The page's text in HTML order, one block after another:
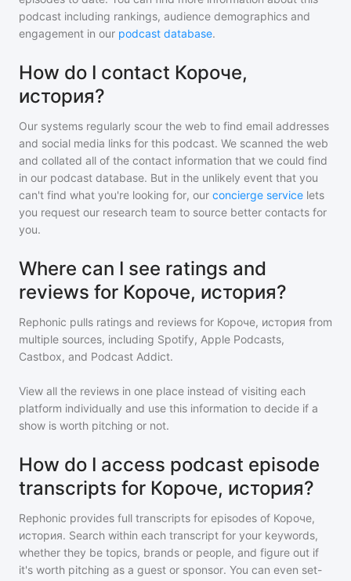
podcast including rankings, audience demographics and
engagement in our podcast database.
How do I contact Короче,
история?
Our systems regularly scour the web to find email addresses
and social media links for this podcast. We scanned the web
and collated all of the contact information that we could find
in our podcast database. But in the unlikely event that you
can't find what you're looking for, our concierge service lets
you request our research team to source better contacts for
you.
Where can I see ratings and
reviews for Короче, история?
Rephonic pulls ratings and reviews for Короче, история from
multiple sources, including Spotify, Apple Podcasts,
Castbox, and Podcast Addict.
View all the reviews in one place instead of visiting each
platform individually and use this information to decide if a
show is worth pitching or not.
How do I access podcast episode
transcripts for Короче, история?
Rephonic provides full transcripts for episodes of Короче,
история. Search within each transcript for your keywords,
whether they be topics, brands or people, and figure out if
it's worth pitching as a guest or sponsor. You can even set-